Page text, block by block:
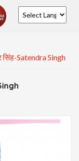
सिंह-Satendra Singh